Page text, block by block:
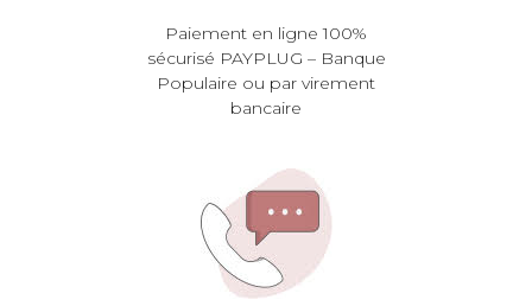
Paiement en ligne 100%
sécurisé PAYPLUG – Banque
Populaire ou par virement
bancaire